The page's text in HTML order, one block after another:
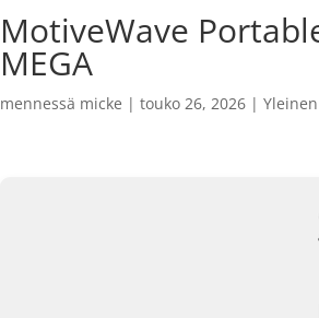
MotiveWave
MEGA
mennessä micke |touko 26, 2026 |Yleinen